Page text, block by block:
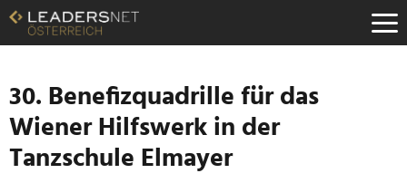
Zum
Inhalt
Zur
Navigation
Zur
Hauptnavigation
30. Benefizquadrille für das
Wiener Hilfswerk in der
Tanzschule Elmayer